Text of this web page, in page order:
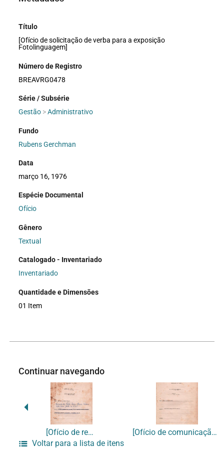
Título
[Ofício de solicitação de verba para a exposição
Fotolinguagem]
Número de Registro
BREAVRG0478
Série / Subsérie
Gestão >Administrativo
Fundo
Rubens Gerchman
Data
março 16, 1976
Espécie Documental
Ofício
Gênero
Textual
Catalogado - Inventariado
Inventariado
Quantidade e Dimensões
01 Item
Continuar navegando
[Ofício de remoção]
[Ofício de comunicação de férias]
Voltar para a lista de itens